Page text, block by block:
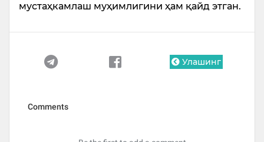
мустаҳкамлаш муҳимлигини ҳам қайд этган.
Улашинг